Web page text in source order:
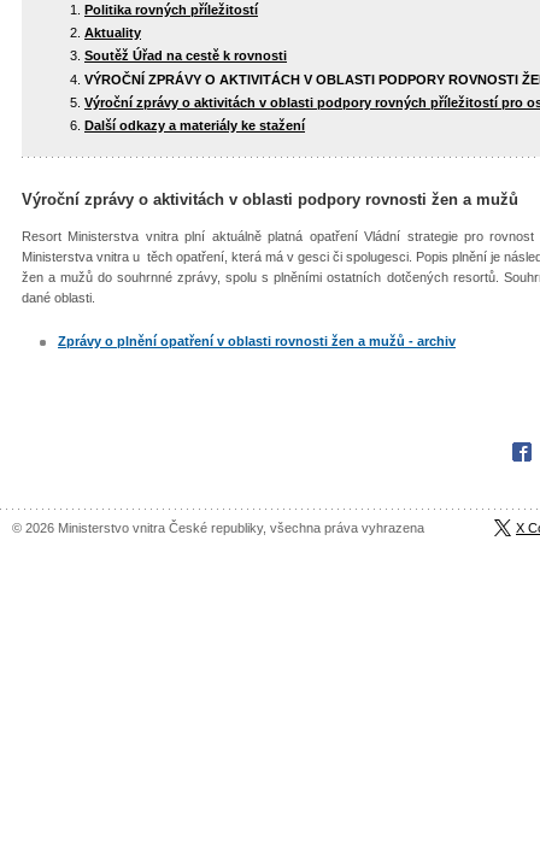
Politika rovných příležitostí
Aktuality
Soutěž Úřad na cestě k rovnosti
VÝROČNÍ ZPRÁVY O AKTIVITÁCH V OBLASTI PODPORY ROVNOSTI
Výroční zprávy o aktivitách v oblasti podpory rovných příležitostí pro
Další odkazy a materiály ke stažení
Výroční zprávy o aktivitách v oblasti podpory rovnosti žen a mužů
Resort Ministerstva vnitra plní aktuálně platná opatření Vládní strategie pro
Ministerstva vnitra u těch opatření, která má v gesci či spolugesci. Popis plnění je
žen a mužů do souhrnné zprávy, spolu s plněními ostatních dotčených resortů.
dané oblasti.
Zprávy o plnění opatření v oblasti rovnosti žen a mužů - archiv
© 2026 Ministerstvo vnitra České republiky, všechna práva vyhrazena X